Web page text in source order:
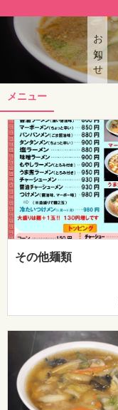
お知らせ
メニュー
その他麺類